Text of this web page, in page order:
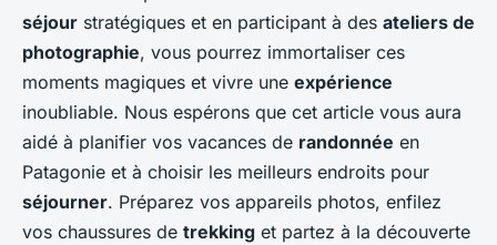
séjour stratégiques et en participant à des ateliers de
photographie, vous pourrez immortaliser ces
moments magiques et vivre une expérience
inoubliable. Nous espérons que cet article vous aura
aidé à planifier vos vacances de randonnée en
Patagonie et à choisir les meilleurs endroits pour
séjourner. Préparez vos appareils photos, enfilez
vos chaussures de trekking et partez à la découverte